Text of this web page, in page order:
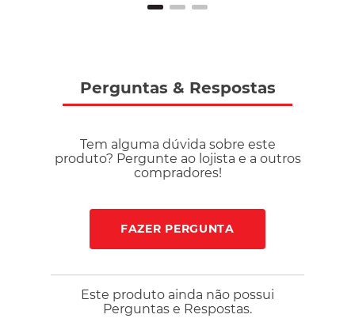
Perguntas & Respostas
Tem alguma dúvida sobre este
produto? Pergunte ao lojista e a outros
compradores!
FAZER PERGUNTA
Este produto ainda não possui
Perguntas e Respostas.